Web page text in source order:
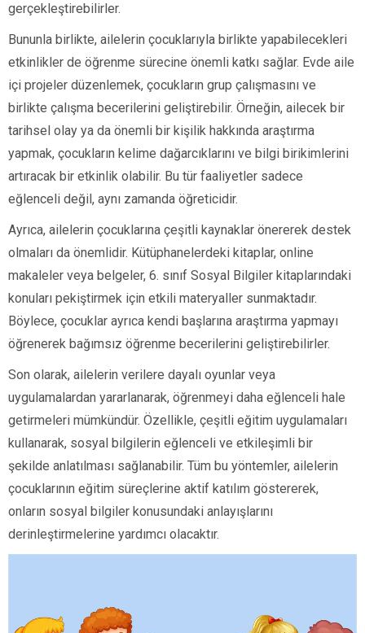
gerçekleştirebilirler.
Bununla birlikte, ailelerin çocuklarıyla birlikte yapabilecekleri
etkinlikler de öğrenme sürecine önemli katkı sağlar. Evde aile
içi projeler düzenlemek, çocukların grup çalışmasını ve
birlikte çalışma becerilerini geliştirebilir. Örneğin, ailecek bir
tarihsel olay ya da önemli bir kişilik hakkında araştırma
yapmak, çocukların kelime dağarcıklarını ve bilgi birikimlerini
artıracak bir etkinlik olabilir. Bu tür faaliyetler sadece
eğlenceli değil, aynı zamanda öğreticidir.
Ayrıca, ailelerin çocuklarına çeşitli kaynaklar önererek destek
olmaları da önemlidir. Kütüphanelerdeki kitaplar, online
makaleler veya belgeler, 6. sınıf Sosyal Bilgiler kitaplarındaki
konuları pekiştirmek için etkili materyaller sunmaktadır.
Böylece, çocuklar ayrıca kendi başlarına araştırma yapmayı
öğrenerek bağımsız öğrenme becerilerini geliştirebilirler.
Son olarak, ailelerin verilere dayalı oyunlar veya
uygulamalardan yararlanarak, öğrenmeyi daha eğlenceli hale
getirmeleri mümkündür. Özellikle, çeşitli eğitim uygulamaları
kullanarak, sosyal bilgilerin eğlenceli ve etkileşimli bir
şekilde anlatılması sağlanabilir. Tüm bu yöntemler, ailelerin
çocuklarının eğitim süreçlerine aktif katılım göstererek,
onların sosyal bilgiler konusundaki anlayışlarını
derinleştirmelerine yardımcı olacaktır.